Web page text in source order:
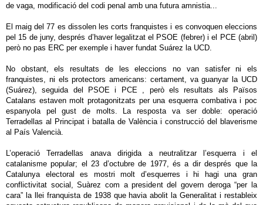
de vaga, modificació del codi penal amb una futura amnistia...
El maig del 77 es dissolen les corts franquistes i es convoquen eleccions
pel 15 de juny, després d’haver legalitzat el PSOE (febrer) i el PCE (abril)
però no pas ERC per exemple i haver fundat Suárez la UCD.
No obstant, els resultats de les eleccions no van satisfer ni els
franquistes, ni els protectors americans: certament, va guanyar la UCD
(Suárez), seguida del PSOE i PCE , però els resultats als Països
Catalans estaven molt protagonitzats per una esquerra combativa i poc
espanyola pel gust de molts. La resposta va ser doble: operació
Terradellas al Principat i batalla de València i construcció del blaverisme
al País Valencià.
L’operació Terradellas anava dirigida a neutralitzar l’esquerra i el
catalanisme popular; el 23 d’octubre de 1977, és a dir després que la
Catalunya electoral es mostri molt d’esquerres i hi hagi una gran
conflictivitat social, Suàrez com a president del govern deroga “per la
cara” la llei franquista de 1938 que havia abolit la Generalitat i restableix